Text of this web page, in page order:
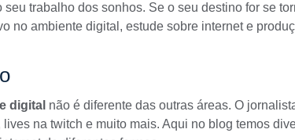
seu trabalho dos sonhos. Se o seu destino for se
no ambiente digital, estude sobre internet e
digital não é diferente das outras áreas. O
lives na twitch e muito mais. Aqui no blog temos